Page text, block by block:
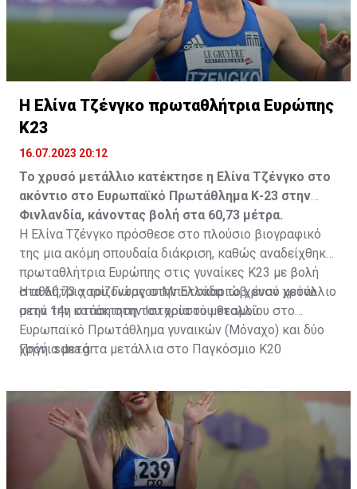
Η Ελίνα Τζένγκο πρωταθλήτρια Ευρώπης
Κ23
16.07.2023 20:12
Το χρυσό μετάλλιο κατέκτησε η Ελίνα Τζένγκο στο
ακόντιο στο Ευρωπαϊκό Πρωτάθλημα Κ-23 στην
Φινλανδία, κάνοντας βολή στα 60,73 μέτρα.
Η Ελίνα Τζένγκο πρόσθεσε στο πλούσιο βιογραφικό
της μια ακόμη σπουδαία διάκριση, καθώς αναδείχθηκε
πρωταθλήτρια Ευρώπης στις γυναίκες Κ23 με βολή
στα 60,73 χαρίζοντας στην Ελλάδα το χρυσό μετάλλιο
στην 14η στάση στην Ιστορία του θεσμού.
Η αθλήτρια του Γιώργου Μποτσκαριώβ, έναν χρόνο
μετά την κατάκτηση του χρυσού μεταλλίου στο
Ευρωπαϊκό Πρωτάθλημα γυναικών (Μόναχο) και δύο
χρόνια μετά τα μετάλλια στο Παγκόσμιο Κ20
Έσπο της Φινλανδίας.
Πηγή: sdna.gr